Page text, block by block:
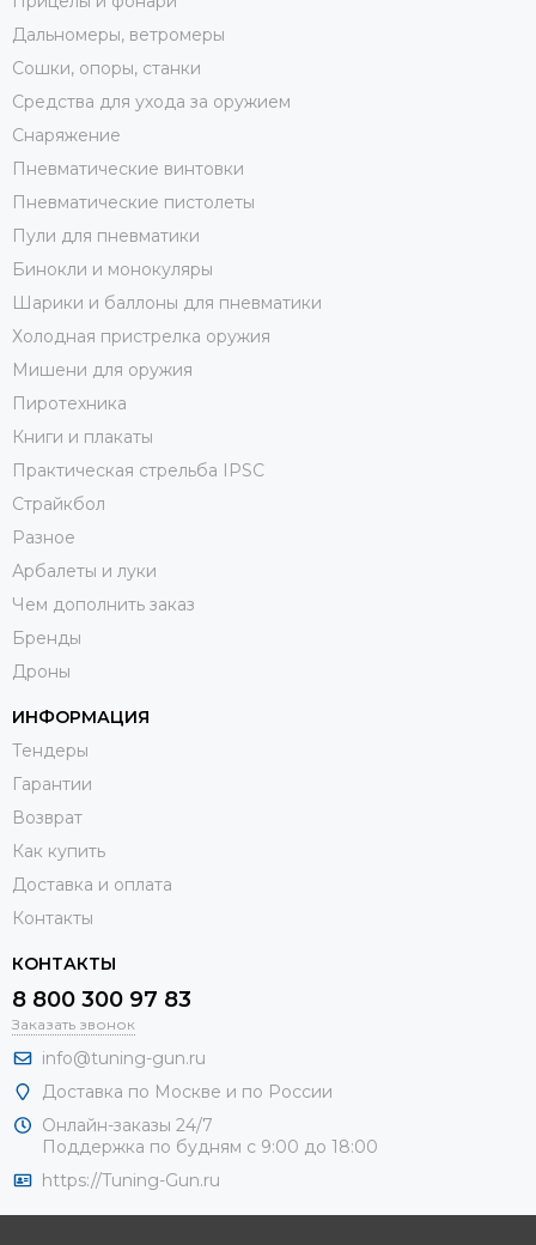
Дальномеры, ветромеры
Сошки, опоры, станки
Средства для ухода за оружием
Снаряжение
Пневматические винтовки
Пневматические пистолеты
Пули для пневматики
Бинокли и монокуляры
Шарики и баллоны для пневматики
Холодная пристрелка оружия
Мишени для оружия
Пиротехника
Книги и плакаты
Практическая стрельба IPSC
Страйкбол
Разное
Арбалеты и луки
Чем дополнить заказ
Бренды
Дроны
ИНФОРМАЦИЯ
Тендеры
Гарантии
Возврат
Как купить
Доставка и оплата
Контакты
КОНТАКТЫ
8 800 300 97 83
Заказать звонок
info@tuning-gun.ru
Доставка по Москве и по России
Онлайн-заказы 24/7
Поддержка по будням с 9:00 до 18:00
https://Tuning-Gun.ru